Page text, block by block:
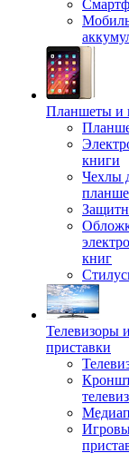
Планшеты и
книги
Чехлы
книг
Телевизоры и
приставки